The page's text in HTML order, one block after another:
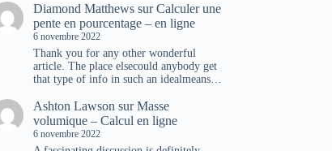
Diamond Matthews surCalculer une
pente en pourcentage – en ligne
6 novembre 2022
Thank you for any other wonderful
article. The place elsecould anybody get
that type of info in such an idealmeans…
Ashton Lawson surMasse
volumique – Calcul en ligne
6 novembre 2022